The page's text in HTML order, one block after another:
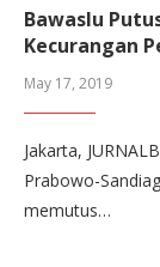
Bawaslu
Kecurangan
May 17, 2019
Jakarta,
Prabowo-
memutus…